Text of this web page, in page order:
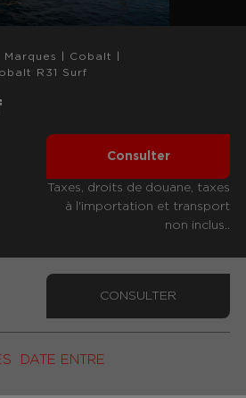
Marques Cobalt
R31 Surf
Consulter
Taxes, droits de douane, taxes
à l'importation et transport
non inclus..
DATE ENTRE
CONSULTER